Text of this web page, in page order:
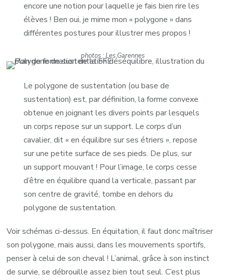
encore une notion pour laquelle je fais bien rire les
élèves ! Ben oui, je mime mon « polygone » dans
différentes postures pour illustrer mes propos !
photos : Les Garennes
Le polygone de sustentation (ou base de
sustentation) est, par définition, la forme convexe
obtenue en joignant les divers points par lesquels
un corps repose sur un support. Le corps d’un
cavalier, dit « en équilibre sur ses étriers », repose
sur une petite surface de ses pieds. De plus, sur
un support mouvant ! Pour l’image, le corps cesse
d’être en équilibre quand la verticale, passant par
son centre de gravité, tombe en dehors du
polygone de sustentation.
Voir schémas ci-dessus. En équitation, il faut donc maîtriser
son polygone, mais aussi, dans les mouvements sportifs,
penser à celui de son cheval ! L’animal, grâce à son instinct
de survie, se débrouille assez bien tout seul. C’est plus